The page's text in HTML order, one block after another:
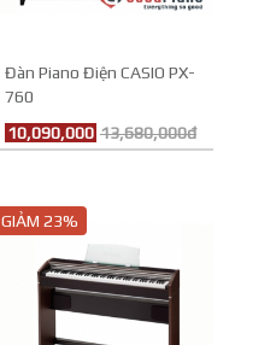
Đàn Piano Điện CASIO PX-
760
10,090,000 13,680,000đ
GIẢM 23%